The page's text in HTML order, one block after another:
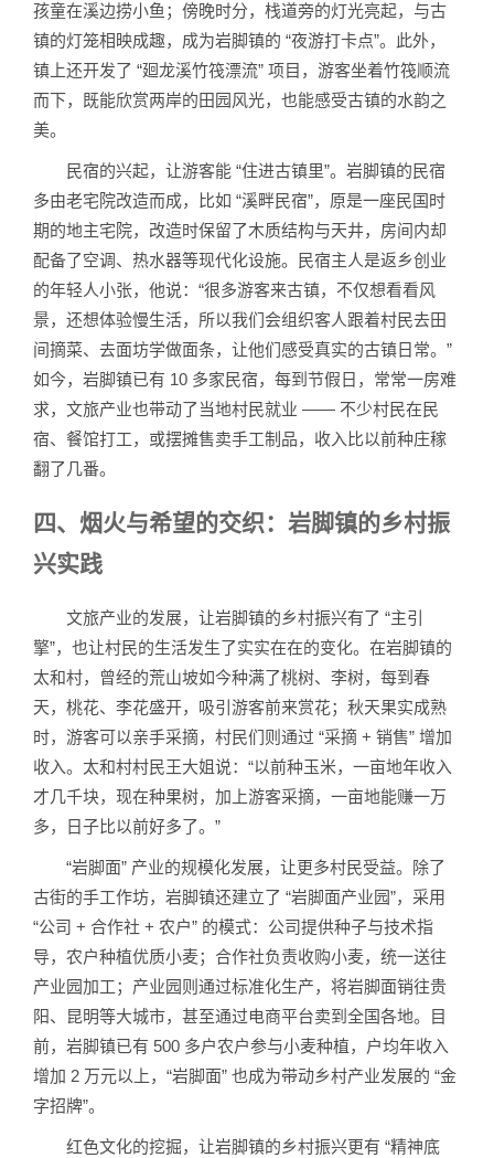
孩童在溪边捞小鱼；傍晚时分，栈道旁的灯光亮起，与古
镇的灯笼相映成趣，成为岩脚镇的 “夜游打卡点”。此外，
镇上还开发了 “廻龙溪竹筏漂流” 项目，游客坐着竹筏顺流
而下，既能欣赏两岸的田园风光，也能感受古镇的水韵之
美。
民宿的兴起，让游客能 “住进古镇里”。岩脚镇的民宿
多由老宅院改造而成，比如 “溪畔民宿”，原是一座民国时
期的地主宅院，改造时保留了木质结构与天井，房间内却
配备了空调、热水器等现代化设施。民宿主人是返乡创业
的年轻人小张，他说：“很多游客来古镇，不仅想看看风
景，还想体验慢生活，所以我们会组织客人跟着村民去田
间摘菜、去面坊学做面条，让他们感受真实的古镇日常。”
如今，岩脚镇已有 10 多家民宿，每到节假日，常常一房难
求，文旅产业也带动了当地村民就业 —— 不少村民在民
宿、餐馆打工，或摆摊售卖手工制品，收入比以前种庄稼
翻了几番。
四、烟火与希望的交织：岩脚镇的乡村振
兴实践
文旅产业的发展，让岩脚镇的乡村振兴有了 “主引
擎”，也让村民的生活发生了实实在在的变化。在岩脚镇的
太和村，曾经的荒山坡如今种满了桃树、李树，每到春
天，桃花、李花盛开，吸引游客前来赏花；秋天果实成熟
时，游客可以亲手采摘，村民们则通过 “采摘 + 销售” 增加
收入。太和村村民王大姐说：“以前种玉米，一亩地年收入
才几千块，现在种果树，加上游客采摘，一亩地能赚一万
多，日子比以前好多了。”
“岩脚面” 产业的规模化发展，让更多村民受益。除了
古街的手工作坊，岩脚镇还建立了 “岩脚面产业园”，采用
“公司 + 合作社 + 农户” 的模式：公司提供种子与技术指
导，农户种植优质小麦；合作社负责收购小麦，统一送往
产业园加工；产业园则通过标准化生产，将岩脚面销往贵
阳、昆明等大城市，甚至通过电商平台卖到全国各地。目
前，岩脚镇已有 500 多户农户参与小麦种植，户均年收入
增加 2 万元以上，“岩脚面” 也成为带动乡村产业发展的 “金
字招牌”。
红色文化的挖掘，让岩脚镇的乡村振兴更有 “精神底